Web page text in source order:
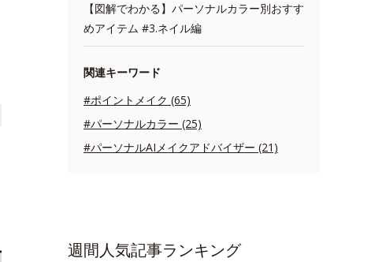
【図解でわかる】パーソナルカラー別おすす
めアイテム #3.ネイル編
関連キーワード
#ポイントメイク (65)
#パーソナルカラー (25)
#パーソナルAIメイクアドバイザー (21)
週間人気記事ランキング